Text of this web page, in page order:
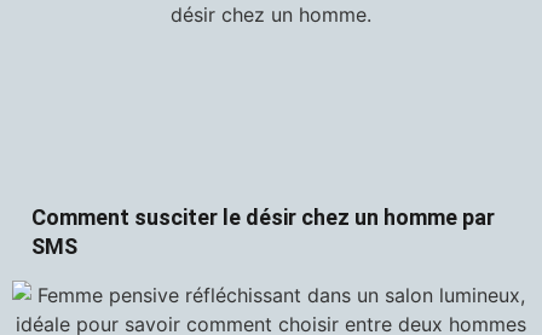
Comment susciter le désir chez un homme par
SMS